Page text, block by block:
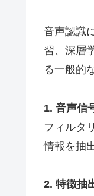
音声認識
習、深層
る一般的
1. 音声信
フィルタ
情報を抽
2. 特徴抽